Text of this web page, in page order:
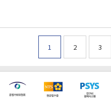
1 2 3
[마일리지 적립 및 사용
[2026년 8월 신용카드